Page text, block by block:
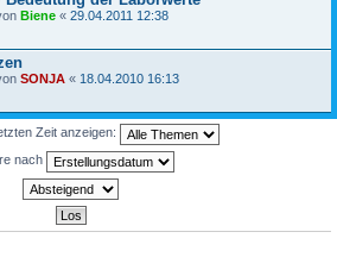
Biene « 29.04.2011 12:38
SONJA « 18.04.2010 16:13
Zeit anzeigen:
nach